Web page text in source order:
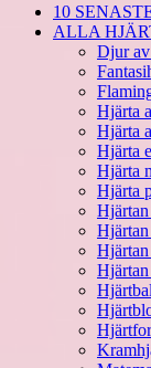
10
ALLA
Djur
Hjärta
Hjärta
Hjärta
Hjärta
Hjärta